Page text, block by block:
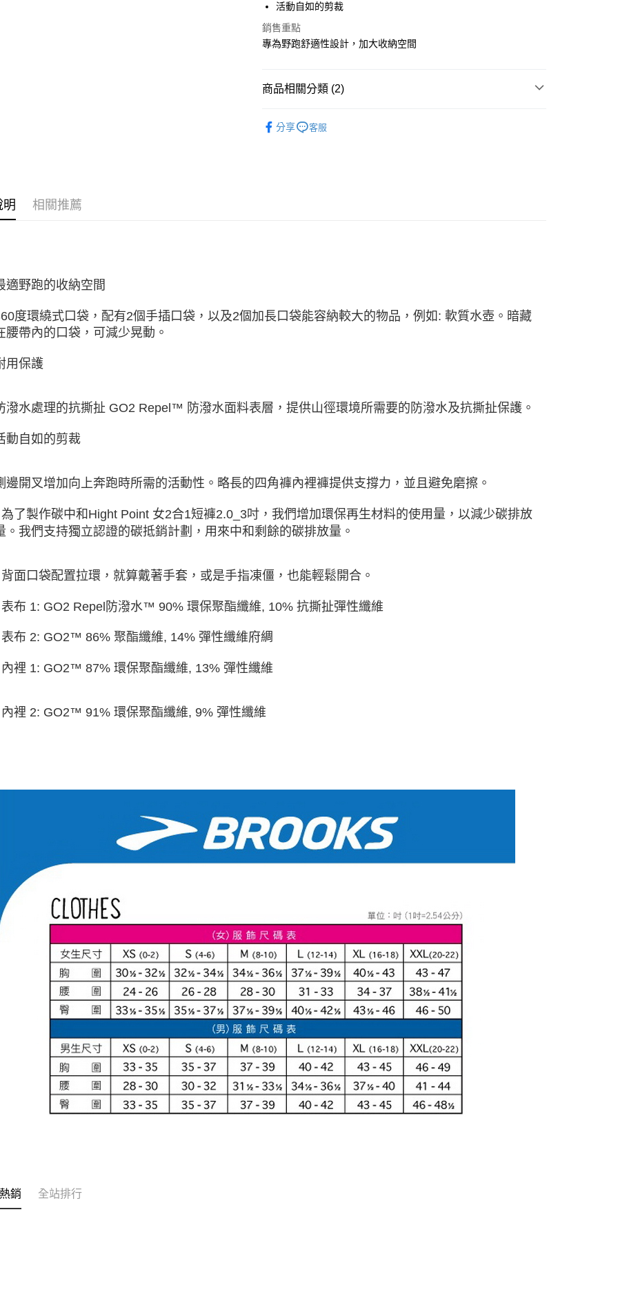
宅配
每筆NT$100，滿NT$3,500(含以上)免運費
活動自如的剪裁
銷售重點
專為野跑舒適性設計，加大收納空間
商品相關分類 (2)
分享 客服
明 相關推薦
適野跑的收納空間
度環繞式口袋，配有2個手插口袋，以及2個加長口袋能容納較大的物品，例如: 軟質水壺。暗藏
腰帶內的口袋，可減少晃動。
用保護
潑水處理的抗撕扯 GO2 Repel™ 防潑水面料表層，提供山徑環境所需要的防潑水及抗撕扯保護。
動自如的剪裁
邊開叉增加向上奔跑時所需的活動性。略長的四角褲內裡褲提供支撐力，並且避免磨擦。
為了製作碳中和Hight Point 女2合1短褲2.0_3吋，我們增加環保再生材料的使用量，以減少碳排放
。我們支持獨立認證的碳抵銷計劃，用來中和剩餘的碳排放量。
背面口袋配置拉環，就算戴著手套，或是手指凍僵，也能輕鬆開合。
表布 1: GO2 Repel防潑水™ 90% 環保聚酯纖維, 10% 抗撕扯彈性纖維
表布 2: GO2™ 86% 聚酯纖維, 14% 彈性纖維府綢
內裡 1: GO2™ 87% 環保聚酯纖維, 13% 彈性纖維
內裡 2: GO2™ 91% 環保聚酯纖維, 9% 彈性纖維
銷 全站排行